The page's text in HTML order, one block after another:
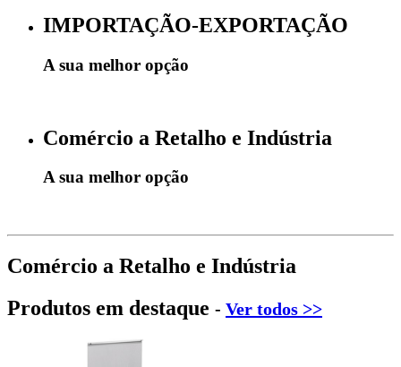
IMPORTAÇÃO-EXPORTAÇÃO
A sua melhor opção
Comércio a Retalho e Indústria
A sua melhor opção
Comércio a Retalho e Indústria
Produtos em destaque - Ver todos >>